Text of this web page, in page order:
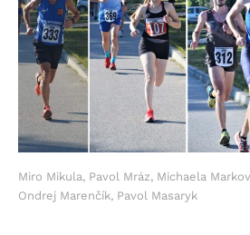
Miro Mikula, Pavol Mráz, Michaela
Ondrej Marenčík, Pavol Masaryk